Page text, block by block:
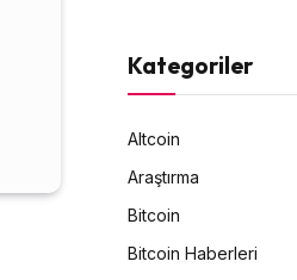
Kategoriler
Altcoin
Araştırma
Bitcoin
Bitcoin Haberleri